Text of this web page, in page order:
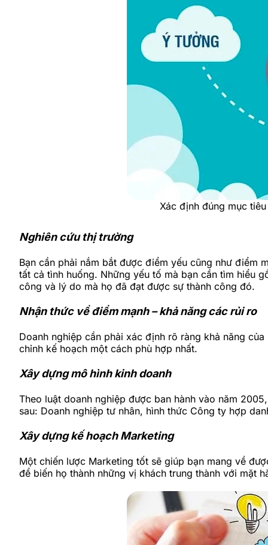
Xác định đúng mục
Nghiên cứu thị trường
Bạn cần phải nắm bắt được điểm yếu cũng như điểm
tất cả tình huống. Những yếu tố mà bạn cần tìm hiểu
công và lý do mà họ đã đạt được sự thành công đó.
Nhận thức về điểm mạnh – khả năng các rủi ro
Doanh nghiệp cần phải xác định rõ ràng khả năng
chỉnh kế hoạch một cách phù hợp nhất.
Xây dựng mô hình kinh doanh
Theo luật doanh nghiệp được ban hành vào năm
sau: Doanh nghiệp tư nhân, hình thức Công ty hợp
Xây dựng kế hoạch Marketing
Một chiến lược Marketing tốt sẽ giúp bạn mang về
để biến họ thành những vị khách trung thành với mặt